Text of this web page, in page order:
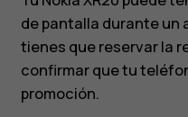
de pantalla durante un
tienes que reservar la
confirmar que tu
promoción.